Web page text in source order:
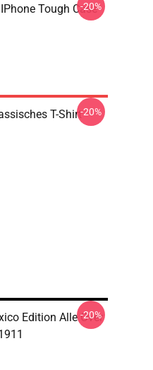
Tough Case
-20%
T-Shirt-20%
Edition Alle Over
-20%